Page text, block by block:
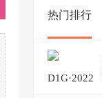
热门排行